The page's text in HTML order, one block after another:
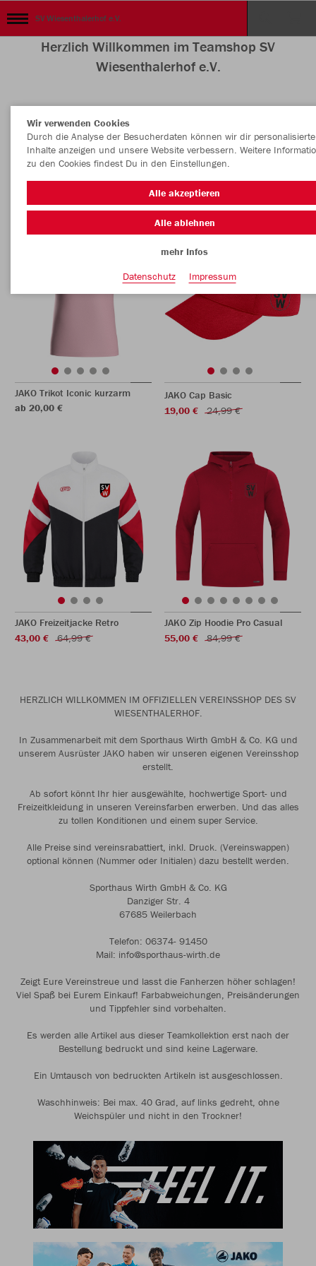
SV Wiesenthalerhof e.V.
Herzlich Willkommen im Teamshop SV
Wiesenthalerhof e.V.
Nachhaltig Farbe
JAKO Trikot Iconic kurzarm
ab 20,00 €
JAKO Cap Basic
19,00 €
24,99 €
JAKO Freizeitjacke Retro
43,00 €
64,99 €
JAKO Zip Hoodie Pro Casual
55,00 €
84,99 €
HERZLICH WILLKOMMEN IM OFFIZIELLEN VEREINSSHOP DES SV
WIESENTHALERHOF.
In Zusammenarbeit mit dem Sporthaus Wirth GmbH & Co. KG und
unserem Ausrüster JAKO haben wir unseren eigenen Vereinsshop
erstellt.
Ab sofort könnt Ihr hier ausgewählte, hochwertige Sport- und
Freizeitkleidung in unseren Vereinsfarben erwerben. Und das alles
zu tollen Konditionen und einem super Service.
Alle Preise sind vereinsrabattiert, inkl. Druck. (Vereinswappen)
optional können (Nummer oder Initialen) dazu bestellt werden.
Sporthaus Wirth GmbH & Co. KG
Danziger Str. 4
67685 Weilerbach
Telefon: 06374- 91450
Mail: info@sporthaus-wirth.de
Zeigt Eure Vereinstreue und lasst die Fanherzen höher schlagen!
Viel Spaß bei Eurem Einkauf! Farbabweichungen, Preisänderungen
und Tippfehler sind vorbehalten.
Es werden alle Artikel aus dieser Teamkollektion erst nach der
Bestellung bedruckt und sind keine Lagerware.
Ein Umtausch von bedruckten Artikeln ist ausgeschlossen.
Waschhinweis: Bei max. 40 Grad, auf links gedreht, ohne
Weichspüler und nicht in den Trockner!
Wir verwenden Cookies
Durch die Analyse der Besucherdaten können wir dir personalisierte
Inhalte anzeigen und unsere Website verbessern. Weitere
zu den Cookies findest Du in den Einstellungen.
Alle akzeptieren
Alle ablehnen
mehr Infos
Datenschutz
Impressum